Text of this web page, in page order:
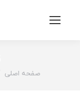
You are here:
صفحه اصلی